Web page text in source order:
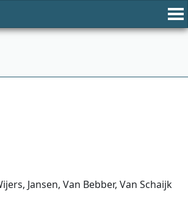
Jansen, Van Bebber, Van Schaijk